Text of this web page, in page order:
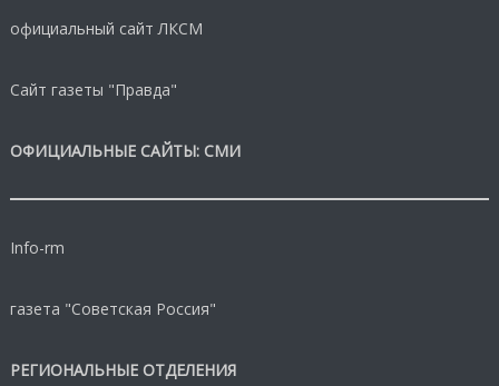
официальный сайт ЛКСМ
Сайт газеты "Правда"
ОФИЦИАЛЬНЫЕ САЙТЫ: СМИ
Info-rm
газета "Советская Россия"
РЕГИОНАЛЬНЫЕ ОТДЕЛЕНИЯ